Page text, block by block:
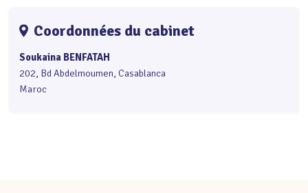
Coordonnées du cabinet
Soukaina BENFATAH
202, Bd Abdelmoumen, Casablanca
Maroc